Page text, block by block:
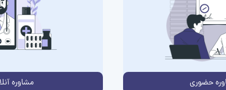
حضوری مشاوره